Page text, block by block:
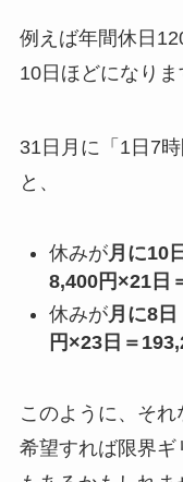
例えば年間休日
10日ほどになりま
31日月に「1日7
と、
休みが月に10
8,400円×21日
休みが月に8日
円×23日＝
このように、それ
希望すれば限界